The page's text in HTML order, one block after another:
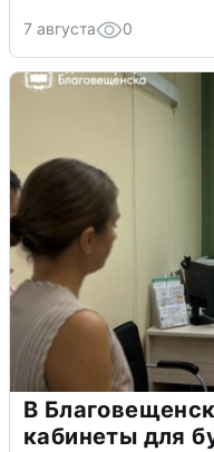
7 августа 0
В
кабинеты для